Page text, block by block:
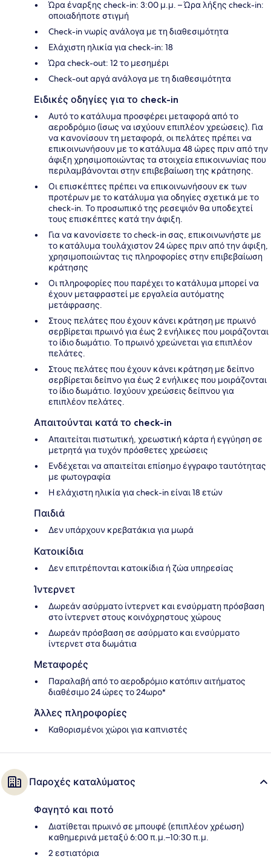
Ώρα έναρξης check-in: 3:00 μ.μ. – Ώρα λήξης check-in:
οποιαδήποτε στιγμή
Check-in νωρίς ανάλογα με τη διαθεσιμότητα
Ελάχιστη ηλικία για check-in: 18
Ώρα check-out: 12 το μεσημέρι
Check-out αργά ανάλογα με τη διαθεσιμότητα
Ειδικές οδηγίες για το check-in
Αυτό το κατάλυμα προσφέρει μεταφορά από το
αεροδρόμιο (ίσως να ισχύουν επιπλέον χρεώσεις). Για
να κανονίσουν τη μεταφορά, οι πελάτες πρέπει να
επικοινωνήσουν με το κατάλυμα 48 ώρες πριν από την
άφιξη χρησιμοποιώντας τα στοιχεία επικοινωνίας που
περιλαμβάνονται στην επιβεβαίωση της κράτησης.
Οι επισκέπτες πρέπει να επικοινωνήσουν εκ των
προτέρων με το κατάλυμα για οδηγίες σχετικά με το
check-in. Το προσωπικό της ρεσεψιόν θα υποδεχτεί
τους επισκέπτες κατά την άφιξη.
Για να κανονίσετε το check-in σας, επικοινωνήστε με
το κατάλυμα τουλάχιστον 24 ώρες πριν από την άφιξη,
χρησιμοποιώντας τις πληροφορίες στην επιβεβαίωση
κράτησης
Οι πληροφορίες που παρέχει το κατάλυμα μπορεί να
έχουν μεταφραστεί με εργαλεία αυτόματης
μετάφρασης.
Στους πελάτες που έχουν κάνει κράτηση με πρωινό
σερβίρεται πρωινό για έως 2 ενήλικες που μοιράζονται
το ίδιο δωμάτιο. Το πρωινό χρεώνεται για επιπλέον
πελάτες.
Στους πελάτες που έχουν κάνει κράτηση με δείπνο
σερβίρεται δείπνο για έως 2 ενήλικες που μοιράζονται
το ίδιο δωμάτιο. Ισχύουν χρεώσεις δείπνου για
επιπλέον πελάτες.
Απαιτούνται κατά το check-in
Απαιτείται πιστωτική, χρεωστική κάρτα ή εγγύηση σε
μετρητά για τυχόν πρόσθετες χρεώσεις
Ενδέχεται να απαιτείται επίσημο έγγραφο ταυτότητας
με φωτογραφία
Η ελάχιστη ηλικία για check-in είναι 18 ετών
Παιδιά
Δεν υπάρχουν κρεβατάκια για μωρά
Κατοικίδια
Δεν επιτρέπονται κατοικίδια ή ζώα υπηρεσίας
Ίντερνετ
Δωρεάν ασύρματο ίντερνετ και ενσύρματη πρόσβαση
στο ίντερνετ στους κοινόχρηστους χώρους
Δωρεάν πρόσβαση σε ασύρματο και ενσύρματο
ίντερνετ στα δωμάτια
Μεταφορές
Παραλαβή από το αεροδρόμιο κατόπιν αιτήματος
διαθέσιμο 24 ώρες το 24ωρο*
Άλλες πληροφορίες
Καθορισμένοι χώροι για καπνιστές
Παροχές καταλύματος
Φαγητό και ποτό
Διατίθεται πρωινό σε μπουφέ (επιπλέον χρέωση)
καθημερινά μεταξύ 6:00 π.μ.–10:30 π.μ.
2 εστιατόρια